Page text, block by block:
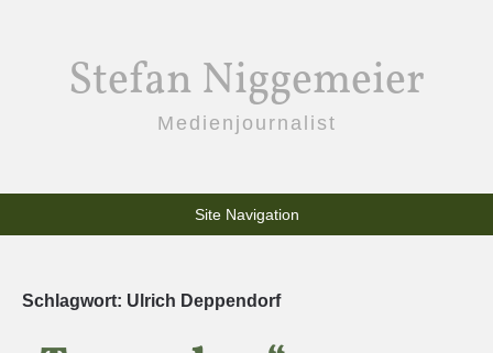
Stefan Niggemeier
Medienjournalist
Site Navigation
Schlagwort: Ulrich Deppendorf